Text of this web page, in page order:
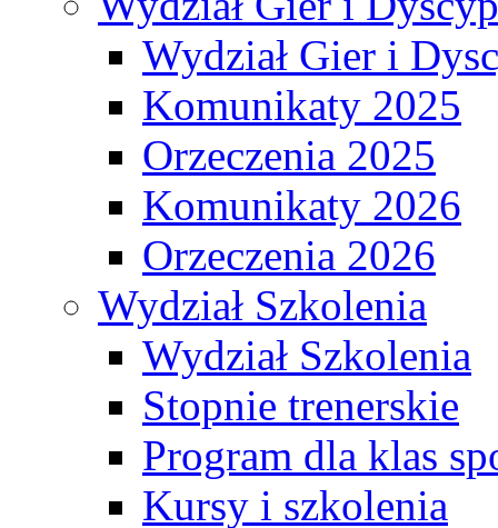
Wydział Gier i
Komunikaty 2025
Orzeczenia 2025
Komunikaty 2026
Orzeczenia 2026
Wydział Szkolenia
Wydział Szkolenia
Stopnie trenerskie
Program dla klas
Kursy i szkolenia